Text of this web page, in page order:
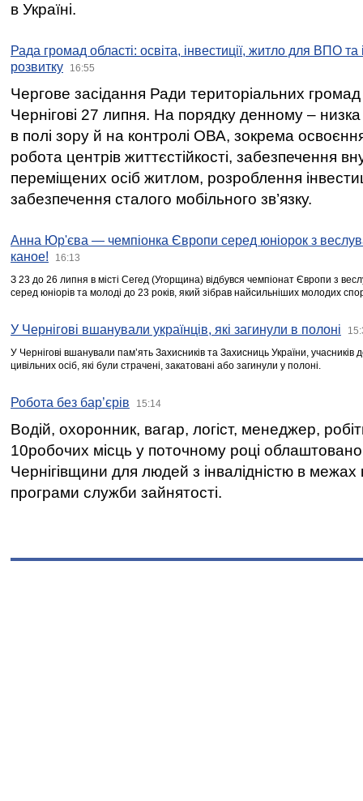
в Україні.
Рада громад області: освіта, інвестиції, житло для ВПО
розвитку
16:55
Чергове засідання Ради територіальних громад
Чернігові 27 липня. На порядку денному –
в полі зору й на контролі ОВА, зокрема освоєння
робота центрів життєстійкості, забезпечення
переміщених осіб житлом, розроблення
забезпечення сталого мобільного зв’язку.
Анна Юр'єва — чемпіонка Європи серед юніорок з
каное!
16:13
З 23 до 26 липня в місті Сегед (Угорщина) відбувся чемпіонат Європи з
серед юніорів та молоді до 23 років, який зібрав найсильніших молодих
У Чернігові вшанували українців, які загинули в полоні
У Чернігові вшанували пам’ять Захисників та Захисниць України,
цивільних осіб, які були страчені, закатовані або загинули у полоні.
Робота без бар’єрів 15:14
Водій, охоронник, вагар, логіст, менеджер,
10робочих місць у поточному році
Чернігівщини для людей з інвалідністю в межах
програми служби зайнятості.